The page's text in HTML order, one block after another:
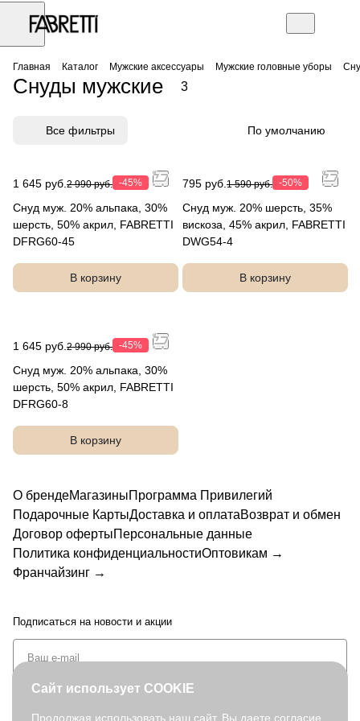
Главная Каталог Мужские аксессуары Мужские головные уборы
Снуды мужские 3
Все фильтры По умолчанию
1 645 руб. 2 990 руб. -45%
Снуд муж. 20% альпака, 30%
шерсть, 50% акрил, FABRETTI
DFRG60-45
В корзину
795 руб. 1 590 руб. -50%
Снуд муж. 20% шерсть, 35%
вискоза, 45% акрил, FABRETTI
DWG54-4
В корзину
1 645 руб. 2 990 руб. -45%
Снуд муж. 20% альпака, 30%
шерсть, 50% акрил, FABRETTI
DFRG60-8
В корзину
О брендеМагазиныПрограмма Привилегий
Подарочные КартыДоставка и оплатаВозврат и обмен
Договор офертыПерсональные данные
Политика конфиденциальностиОптовикам →
Франчайзинг →
Подписаться на новости и акции
Сайт использует COOKIE
Продолжая использовать наш сайт, Вы даете согласие